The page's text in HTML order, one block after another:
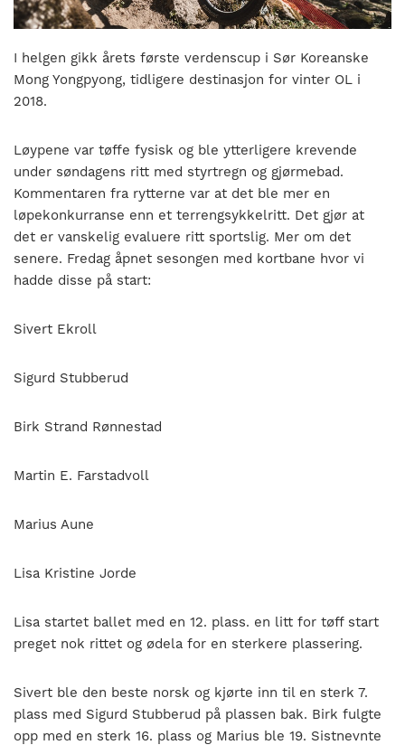
til
bli
en
folkesport.
I helgen gikk årets første verdenscup i Sør Koreanske
Mong Yongpyong, tidligere destinasjon for vinter OL i
2018.
Løypene var tøffe fysisk og ble ytterligere krevende
under søndagens ritt med styrtregn og gjørmebad.
Kommentaren fra rytterne var at det ble mer en
løpekonkurranse enn et terrengsykkelritt. Det gjør at
det er vanskelig evaluere ritt sportslig. Mer om det
senere. Fredag åpnet sesongen med kortbane hvor vi
hadde disse på start:
Sivert Ekroll
Sigurd Stubberud
Birk Strand Rønnestad
Martin E. Farstadvoll
Marius Aune
Lisa Kristine Jorde
Lisa startet ballet med en 12. plass. en litt for tøff start
preget nok rittet og ødela for en sterkere plassering.
Sivert ble den beste norsk og kjørte inn til en sterk 7.
plass med Sigurd Stubberud på plassen bak. Birk fulgte
opp med en sterk 16. plass og Marius ble 19. Sistnevnte